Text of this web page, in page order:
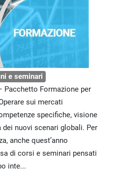
e seminari
Pacchetto Formazione per
sui mercati
specifiche, visione
nuovi scenari globali. Per
anche quest’anno
di corsi e seminari pensati
inte...